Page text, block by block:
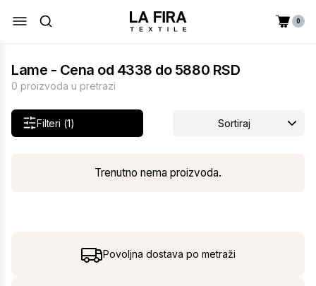
0
Lame - Cena od 4338 do 5880 RSD
0 proizvoda u pretrazi
Filteri (1) Sortiraj
Trenutno nema proizvoda.
Povoljna dostava po metraži